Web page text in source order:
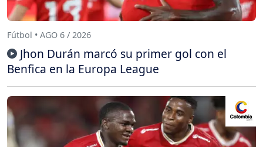
Fútbol • AGO 6 / 2026
Jhon Durán marcó su primer gol con el
Benfica en la Europa League